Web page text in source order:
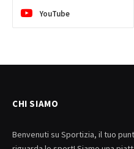
YouTube
CHI SIAMO
Benvenuti su Sportizia, il tuo